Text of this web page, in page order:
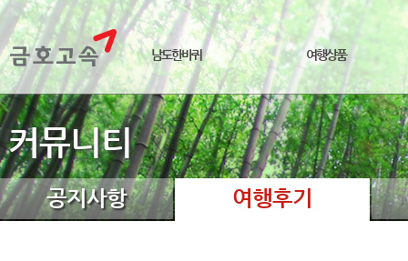
남도한바퀴 여행상품
커뮤니티
공지사항 여행후기